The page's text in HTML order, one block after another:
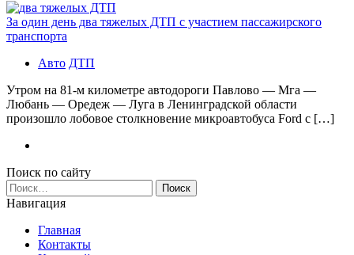
За один день два тяжелых ДТП с участием пассажирского
транспорта
Авто ДТП
Утром на 81-м километре автодороги Павлово — Мга —
Любань — Оредеж — Луга в Ленинградской области
произошло лобовое столкновение микроавтобуса Ford с […]
Поиск по сайту
Найти:
Навигация
Главная
Контакты